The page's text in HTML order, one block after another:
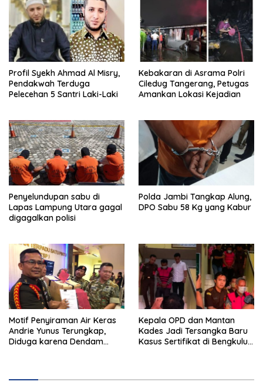
Profil Syekh Ahmad Al Misry,
Pendakwah Terduga
Pelecehan 5 Santri Laki-Laki
Kebakaran di Asrama Polri
Ciledug Tangerang, Petugas
Amankan Lokasi Kejadian
Penyelundupan sabu di
Lapas Lampung Utara gagal
digagalkan polisi
Polda Jambi Tangkap Alung,
DPO Sabu 58 Kg yang Kabur
Motif Penyiraman Air Keras
Andrie Yunus Terungkap,
Diduga karena Dendam
Kepala OPD dan Mantan
Kades Jadi Tersangka Baru
Kasus Sertifikat di Bengkulu